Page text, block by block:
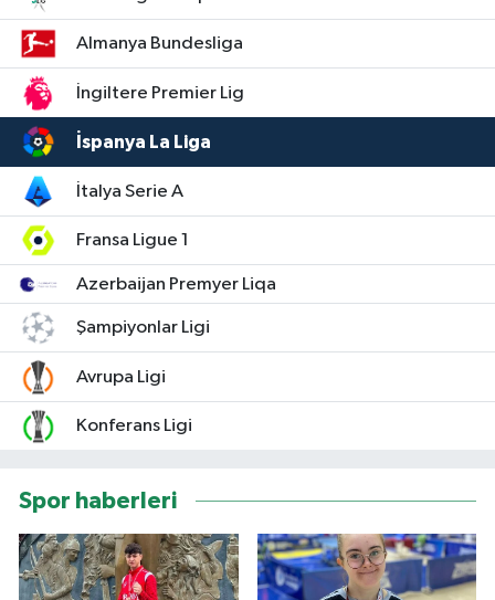
Almanya Bundesliga
İngiltere Premier Lig
İspanya La Liga
İtalya Serie A
Fransa Ligue 1
Azerbaijan Premyer Liqa
Şampiyonlar Ligi
Avrupa Ligi
Konferans Ligi
Spor haberleri